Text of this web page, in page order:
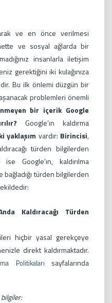
ve en önce verilmesi
ve sosyal ağlarda bir
insanlarla iletişim
gerektiğini iki kulağınıza
Bu ilk önlemi düzgün bir
problemleri önemli
bir içerik Google
Google’ın kaldırma
yaklaşım vardır: Birincisi,
türden bilgilerden
ise Google’ın, kaldırılma
türden bilgilerden
Kaldıracağı Türden
hiçbir yasal gerekçeye
direkt kaldırmaktadır.
Politikaları sayfalarında
bilgiler: